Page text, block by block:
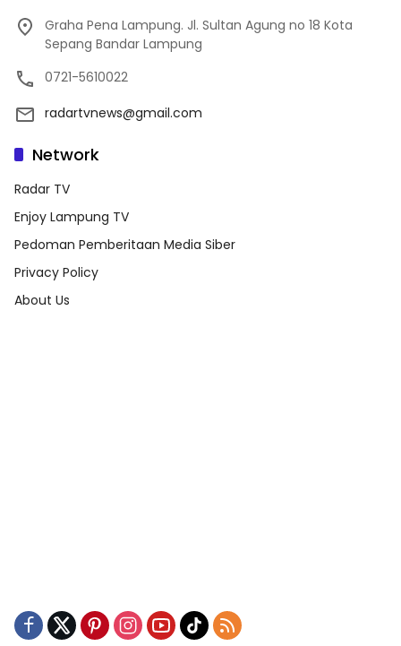
Graha Pena Lampung. Jl. Sultan Agung no 18 Kota
Sepang Bandar Lampung
0721-5610022
radartvnews@gmail.com
Network
Radar TV
Enjoy Lampung TV
Pedoman Pemberitaan Media Siber
Privacy Policy
About Us